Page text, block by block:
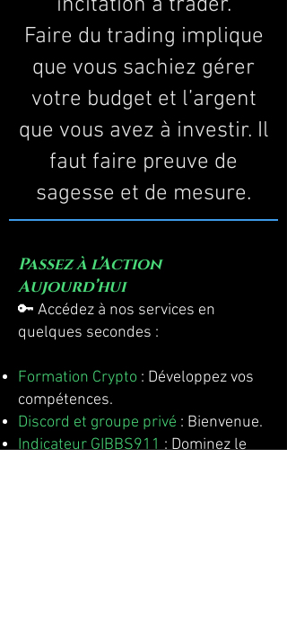
incitation à trader.
Faire du trading implique
que vous sachiez gérer
votre budget et l’argent
que vous avez à investir. Il
faut faire preuve de
sagesse et de mesure.
Passez à l’Action
Aujourd’hui
🔑 Accédez à nos services en
quelques secondes :
Formation Crypto : Développez vos
compétences.
Discord et groupe privé : Bienvenue.
Indicateur GIBBS911 : Dominez le